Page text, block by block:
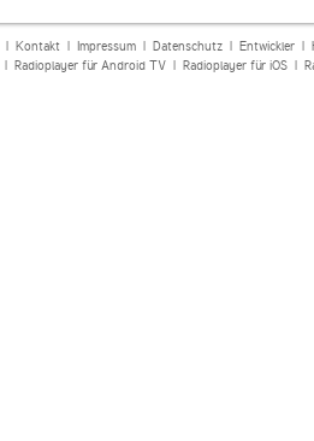
Kontakt| Impressum| Datenschutz| Entwickler|
Radioplayer für Android TV| Radioplayer für iOS|